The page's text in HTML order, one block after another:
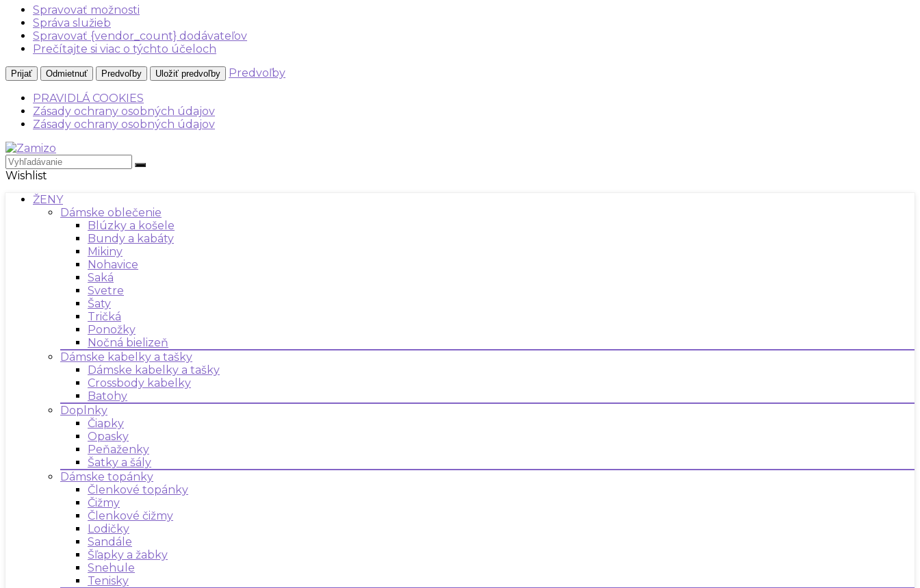
Spravovať možnosti
Správa služieb
Spravovať {vendor_count} dodávateľov
Prečítajte si viac o týchto účeloch
Prijať Odmietnuť Predvoľby Uložiť predvoľby
Predvoľby
PRAVIDLÁ COOKIES
Zásady ochrany osobných údajov
Zásady ochrany osobných údajov
Wishlist
ŽENY
Dámske oblečenie
Blúzky a košele
Bundy a kabáty
Mikiny
Nohavice
Saká
Svetre
Šaty
Tričká
Ponožky
Nočná bielizeň
Dámske kabelky a tašky
Dámske kabelky a tašky
Crossbody kabelky
Batohy
Doplnky
Čiapky
Opasky
Peňaženky
Šatky a šály
Dámske topánky
Členkové topánky
Čižmy
Členkové čižmy
Lodičky
Sandále
Šľapky a žabky
Snehule
Tenisky